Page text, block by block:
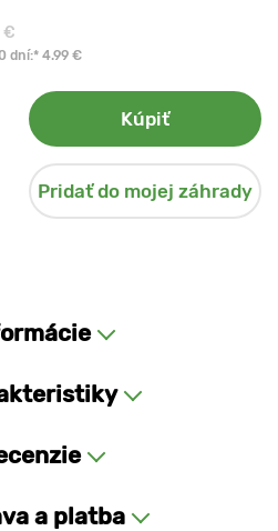
€
dní:* 4.99 €
Kúpiť
Pridať do mojej záhrady
a platba